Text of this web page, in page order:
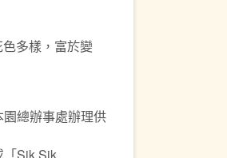
多樣，富於變
總辦事處辦理供